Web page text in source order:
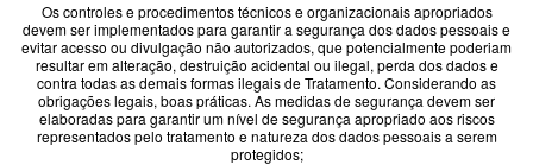
Os controles e procedimentos técnicos e organizacionais apropriados
devem ser implementados para garantir a segurança dos dados pessoais e
evitar acesso ou divulgação não autorizados, que potencialmente poderiam
resultar em alteração, destruição acidental ou ilegal, perda dos dados e
contra todas as demais formas ilegais de Tratamento. Considerando as
obrigações legais, boas práticas. As medidas de segurança devem ser
elaboradas para garantir um nível de segurança apropriado aos riscos
representados pelo tratamento e natureza dos dados pessoais a serem
protegidos;